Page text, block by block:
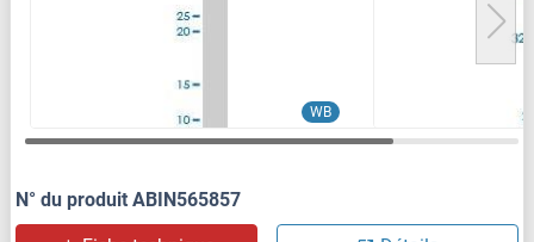
WB
N° du produit ABIN565857